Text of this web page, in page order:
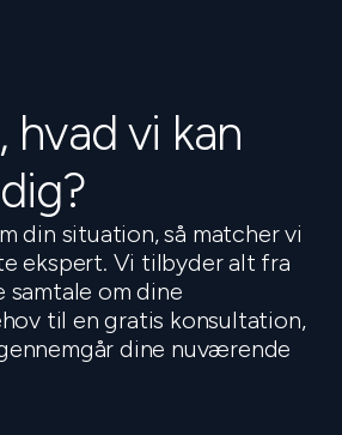
hvad vi kan
din situation, så matcher vi
ekspert. Vi tilbyder alt fra
om dine
til en gratis konsultation,
dine nuværende